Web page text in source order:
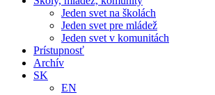
Jeden svet na školách
Jeden svet pre mládež
Jeden svet v komunitách
Prístupnosť
Archív
SK
EN